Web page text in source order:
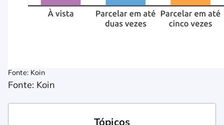
Fonte: Koin
Fonte: Koin
Tópicos